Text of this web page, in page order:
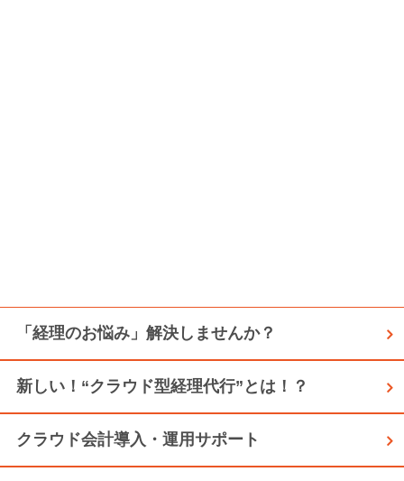
「経理のお悩み」解決しませんか？
新しい！“クラウド型経理代行”とは！？
クラウド会計導入・運用サポート